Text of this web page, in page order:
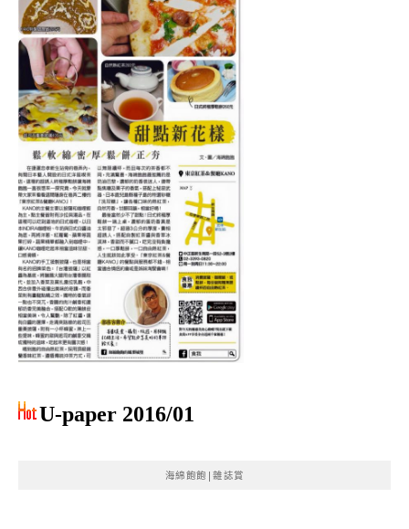
U-paper 2016/01
海綿飽飽|雜誌賞